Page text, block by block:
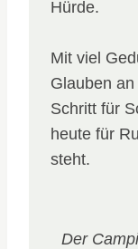
Hürde.
Mit viel
Glauben
Schritt für
heute für
steht.
Der